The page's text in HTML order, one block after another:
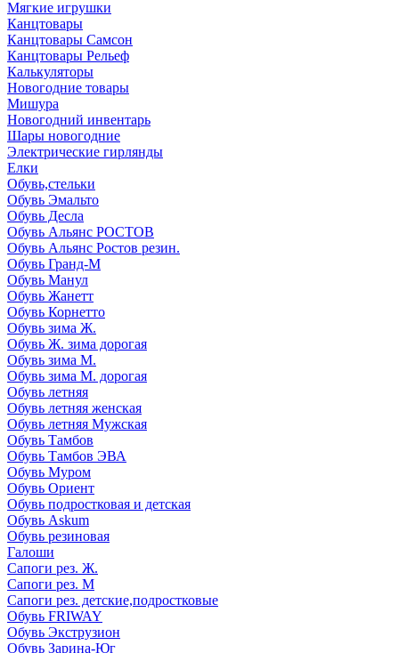
Мягкие игрушки
Канцтовары
Канцтовары Самсон
Канцтовары Рельеф
Калькуляторы
Новогодние товары
Мишура
Новогодний инвентарь
Шары новогодние
Электрические гирлянды
Елки
Обувь,стельки
Обувь Эмальто
Обувь Десла
Обувь Альянс РОСТОВ
Обувь Альянс Ростов резин.
Обувь Гранд-М
Обувь Манул
Обувь Жанетт
Обувь Корнетто
Обувь зима Ж.
Обувь Ж. зима дорогая
Обувь зима М.
Обувь зима М. дорогая
Обувь летняя
Обувь летняя женская
Обувь летняя Мужская
Обувь Тамбов
Обувь Тамбов ЭВА
Обувь Муром
Обувь Ориент
Обувь подростковая и детская
Обувь Askum
Обувь резиновая
Галоши
Сапоги рез. Ж.
Сапоги рез. М
Сапоги рез. детские,подростковые
Обувь FRIWAY
Обувь Экструзион
Обувь Зарина-Юг